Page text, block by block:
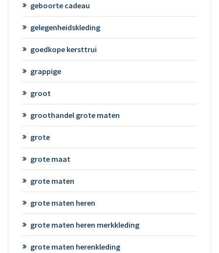
geboorte cadeau
gelegenheidskleding
goedkope kersttrui
grappige
groot
groothandel grote maten
grote
grote maat
grote maten
grote maten heren
grote maten heren merkkleding
grote maten herenkleding